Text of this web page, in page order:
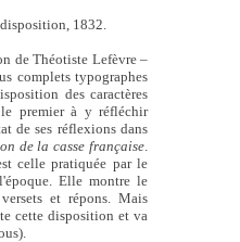
1832.
de Théotiste Lefèvre –
complets typographes
des caractères
premier à y réfléchir
de ses réflexions dans
de la casse française
celle pratiquée par le
Elle montre le
et répons. Mais
cette disposition et va